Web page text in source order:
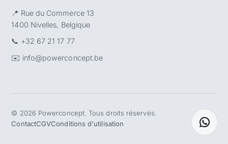
📍 Rue du Commerce 13
1400 Nivelles, Belgique
📞 +32 67 21 17 77
✉️ info@powerconcept.be
© 2026 Powerconcept. Tous droits réservés.
ContactCGVConditions d'utilisation